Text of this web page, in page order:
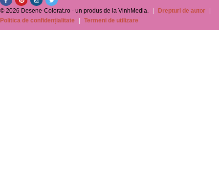
© 2026 Desene-Colorat.ro - un produs de la VinhMedia. Drepturi de autor
Politica de confidențialitate
Termeni de utilizare